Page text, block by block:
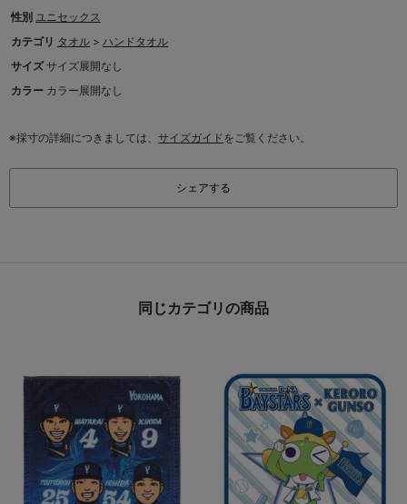
性別 ユニセックス
カテゴリ タオル > ハンドタオル
サイズ サイズ展開なし
カラー カラー展開なし
※採寸の詳細につきましては、 サイズガイドをご覧ください。
シェアする
同じカテゴリの商品